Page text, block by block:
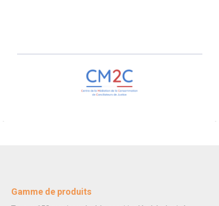
Gamme de produits